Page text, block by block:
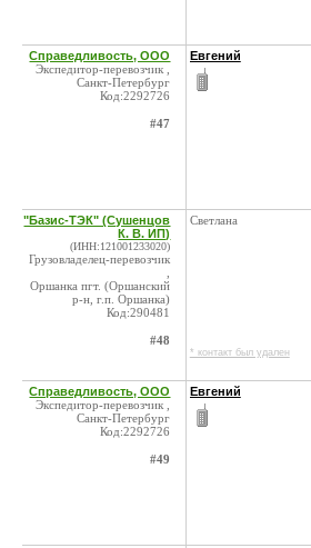
Справедливость, ООО
Экспедитор-перевозчик ,
Санкт-Петербург
Код:2292726
#47
Евгений
"Базис-ТЭК" (Сушенцов
К. В. ИП)
(ИНН:121001233020)
Грузовладелец-перевозчик
Оршанка пгт. (Оршанский
р-н, г.п. Оршанка)
Код:290481
#48
Светлана
* контакт был удален
Справедливость, ООО
Экспедитор-перевозчик ,
Санкт-Петербург
Код:2292726
#49
Евгений